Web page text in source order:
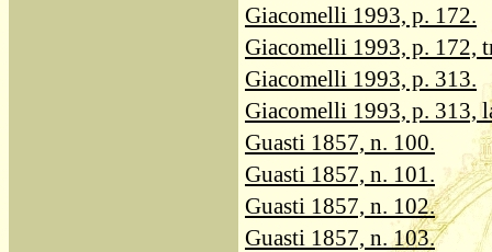
Giacomelli 1993, p. 172.
Giacomelli 1993, p. 172,
Giacomelli 1993, p. 313.
Giacomelli 1993, p. 313,
Guasti 1857, n. 100.
Guasti 1857, n. 101.
Guasti 1857, n. 102.
Guasti 1857, n. 103.